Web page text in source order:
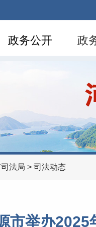
政务公开 政
法局 > 司法动态
市举办2025